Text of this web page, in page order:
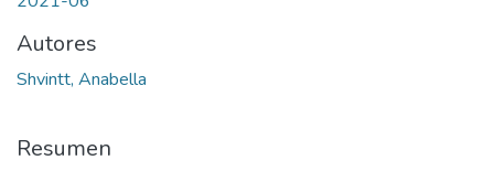
Autores
Shvintt, Anabella
Resumen